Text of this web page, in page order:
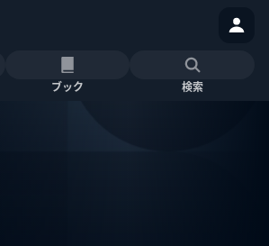
ブック 検索